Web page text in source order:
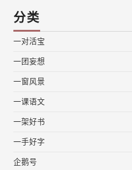
分类
一对活宝
一团妄想
一窗风景
一课语文
一架好书
一手好字
企鹅号